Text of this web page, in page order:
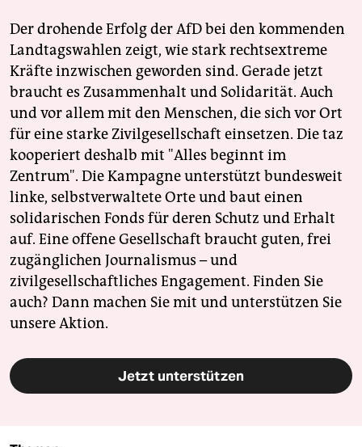
Der drohende Erfolg der AfD bei den kommenden
Landtagswahlen zeigt, wie stark rechtsextreme
Kräfte inzwischen geworden sind. Gerade jetzt
braucht es Zusammenhalt und Solidarität. Auch
und vor allem mit den Menschen, die sich vor Ort
für eine starke Zivilgesellschaft einsetzen. Die taz
kooperiert deshalb mit "Alles beginnt im
Zentrum". Die Kampagne unterstützt bundesweit
linke, selbstverwaltete Orte und baut einen
solidarischen Fonds für deren Schutz und Erhalt
auf. Eine offene Gesellschaft braucht guten, frei
zugänglichen Journalismus – und
zivilgesellschaftliches Engagement. Finden Sie
auch? Dann machen Sie mit und unterstützen Sie
unsere Aktion.
Jetzt unterstützen